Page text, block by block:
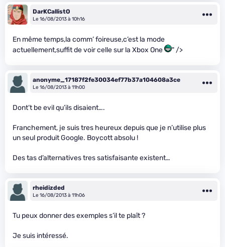
DarKCallistO
Le 16/08/2013 à 10h16
En même temps,la comm’ foireuse,c’est la mode
actuellement,suffit de voir celle sur la Xbox One
" />
anonyme_17187f2fe30034ef77b37a104608a3ce
Le 16/08/2013 à 11h00
Dont’t be evil qu’ils disaient….
Franchement, je suis tres heureux depuis que je n’utilise plus
un seul produit Google. Boycott absolu !
Des tas d’alternatives tres satisfaisante existent…
rheidizded
Le 16/08/2013 à 11h06
Tu peux donner des exemples s’il te plaît ?
Je suis intéressé.